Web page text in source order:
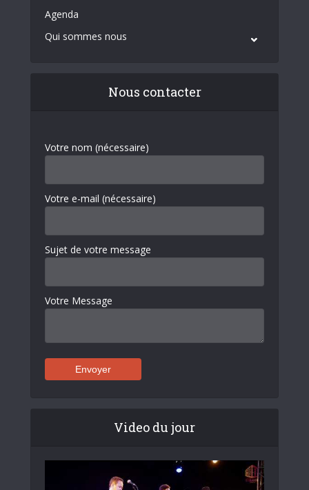
Agenda
Qui sommes nous
Nous contacter
Votre nom (nécessaire)
Votre e-mail (nécessaire)
Sujet de votre message
Votre Message
Video du jour